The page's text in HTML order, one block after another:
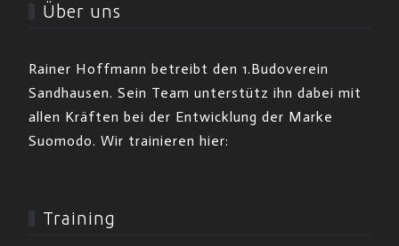
Über uns
Rainer Hoffmann betreibt den 1.Budoverein
Sandhausen. Sein Team unterstütz ihn dabei mit
allen Kräften bei der Entwicklung der Marke
Suomodo. Wir trainieren hier:
Training